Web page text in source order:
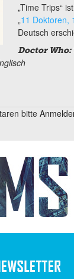
„Time Trips“
„11 Doktoren,
Deutsch
Doctor Who:
bitte